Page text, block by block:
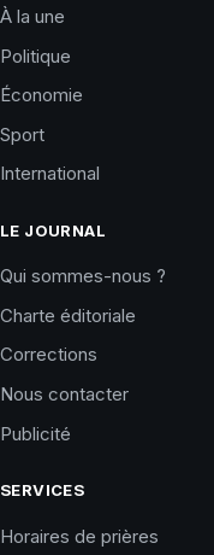
À la une
Politique
Économie
Sport
International
LE JOURNAL
Qui sommes-nous ?
Charte éditoriale
Corrections
Nous contacter
Publicité
SERVICES
Horaires de prières